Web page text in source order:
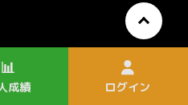
📊
成績 ログイン